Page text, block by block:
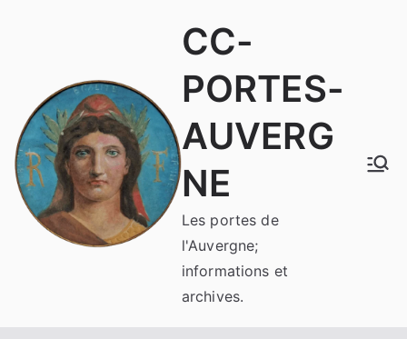
CC-
PORTES-
AUVERG
NE
Les portes de
l'Auvergne;
informations et
archives.